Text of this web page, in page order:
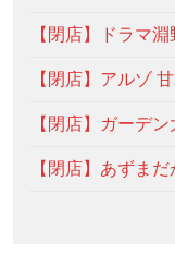
【閉店】ドラマ
【閉店】アルゾ
【閉店】ガーデ
【閉店】あずま